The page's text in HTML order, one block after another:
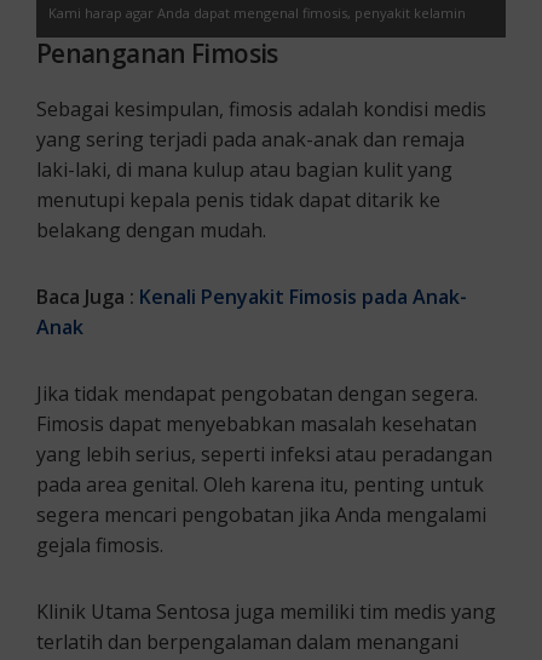
Kami harap agar Anda dapat mengenal fimosis, penyakit kelamin
yang dapat menyerang segala usia.
Penanganan Fimosis
Sebagai kesimpulan, fimosis adalah kondisi medis
yang sering terjadi pada anak-anak dan remaja
laki-laki, di mana kulup atau bagian kulit yang
menutupi kepala penis tidak dapat ditarik ke
belakang dengan mudah.
Baca Juga : Kenali Penyakit Fimosis pada Anak-
Anak
Jika tidak mendapat pengobatan dengan segera.
Fimosis dapat menyebabkan masalah kesehatan
yang lebih serius, seperti infeksi atau peradangan
pada area genital. Oleh karena itu, penting untuk
segera mencari pengobatan jika Anda mengalami
gejala fimosis.
Klinik Utama Sentosa juga memiliki tim medis yang
terlatih dan berpengalaman dalam menangani